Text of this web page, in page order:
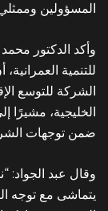
المسؤولين
وأكد الدكتور
للتنمية
الشركة للتوسع
الخليجية، مشيرًا
ضمن توجهات
وقال عبد الجواد:
يتماشى مع توجه